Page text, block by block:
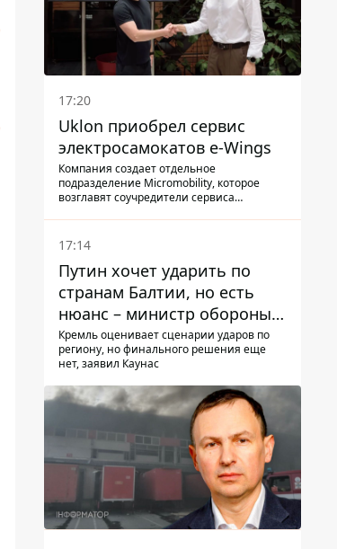
17:20
Uklon приобрел сервис
электросамокатов e-Wings
Компания создает отдельное
подразделение Micromobility, которое
возглавят соучредители сервиса
17:14
Путин хочет ударить по
странам Балтии, но есть
нюанс – министр обороны
Литвы сделал заявление
Кремль оценивает сценарии ударов по
региону, но финального решения еще
нет, заявил Каунас